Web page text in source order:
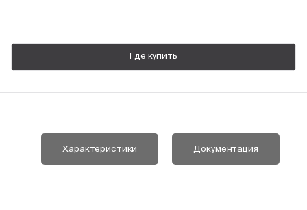
Где купить
Характеристики Документация